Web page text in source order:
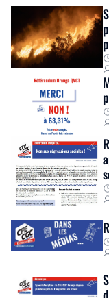
Fidèle à sa mission
immédiatement
personnalisé, des
premières